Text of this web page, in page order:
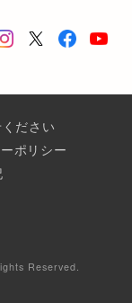
ださい
ポリシー
Reserved.